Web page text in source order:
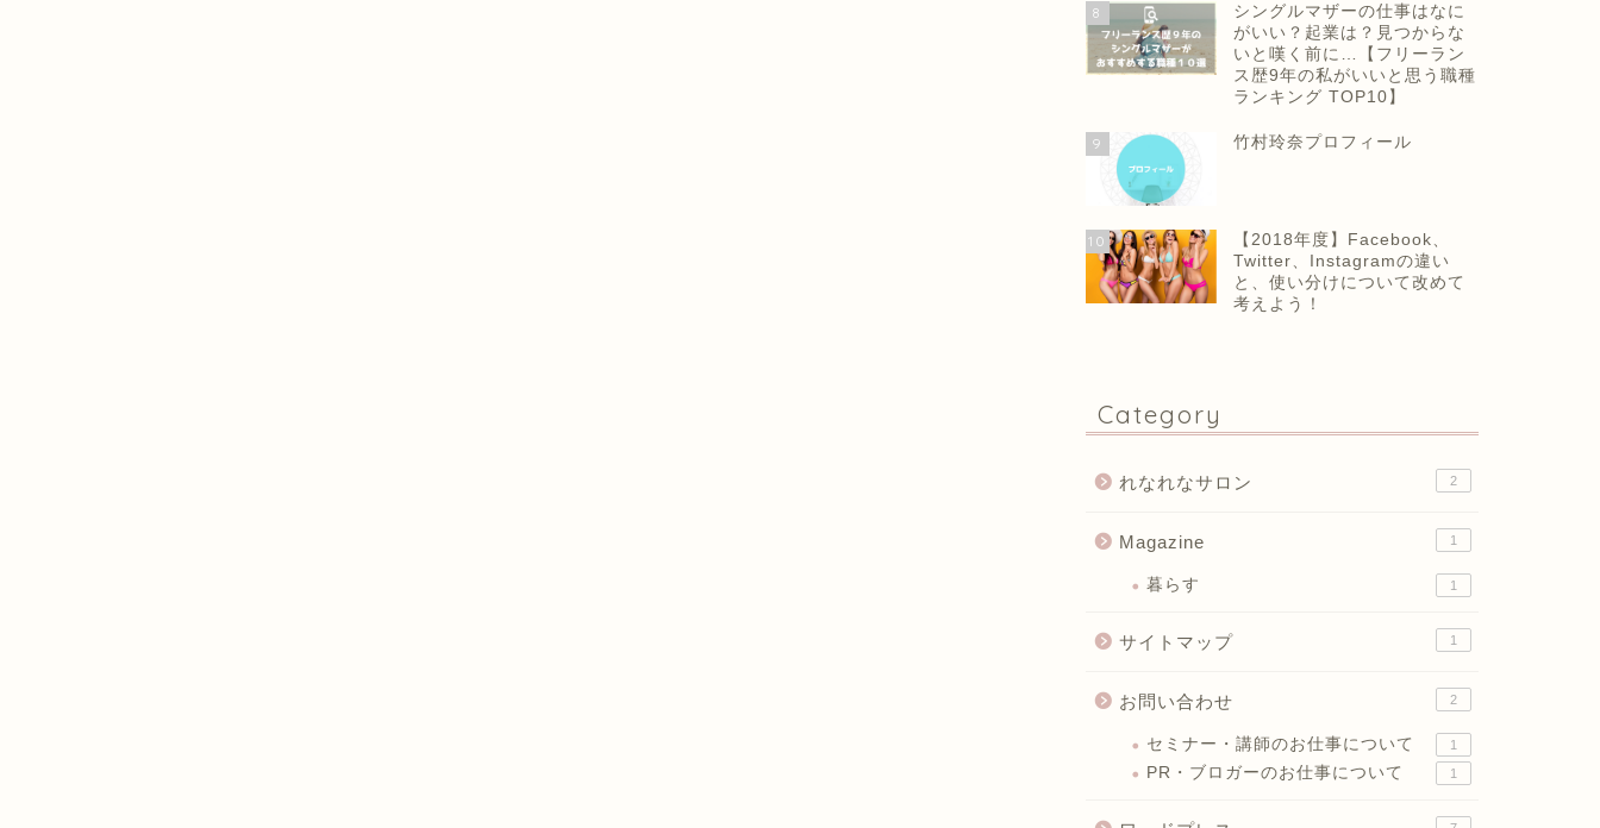
8
シングルマザーの仕事はなに
がいい？起業は？見つからな
いと嘆く前に…【フリーラン
ス歴9年の私がいいと思う職種
ランキング TOP10】
9 竹村玲奈プロフィール
10
【2018年度】Facebook、
Twitter、Instagramの違い
と、使い分けについて改めて
考えよう！
Category
れなれなサロン 2
Magazine 1
暮らす 1
サイトマップ 1
お問い合わせ 2
セミナー・講師のお仕事について 1
PR・ブロガーのお仕事について 1